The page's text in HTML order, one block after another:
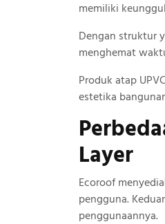
memiliki
Dengan struktur
menghemat
Produk atap
estetika
Layer
Ecoroof
pengguna.
penggunaannya.